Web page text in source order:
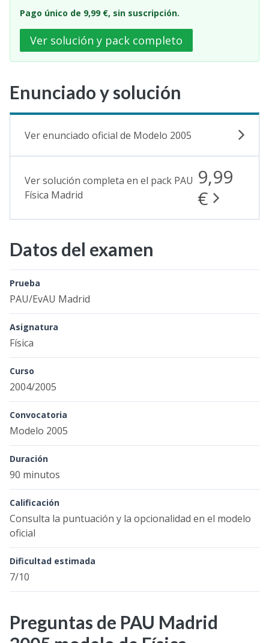
Pago único de 9,99 €, sin suscripción.
Ver solución y pack completo
Enunciado y solución
Ver enunciado oficial de Modelo 2005
Ver solución completa en el pack PAU
Física Madrid
9,99
€
Datos del examen
Prueba
PAU/EvAU Madrid
Asignatura
Física
Curso
2004/2005
Convocatoria
Modelo 2005
Duración
90 minutos
Calificación
Consulta la puntuación y la opcionalidad en el modelo
oficial
Dificultad estimada
7/10
Preguntas de PAU Madrid